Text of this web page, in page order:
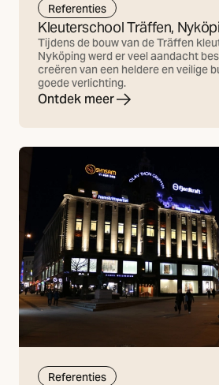
Referenties
Kleuterschool Träffen,
Tijdens de bouw van de Träffen
Nyköping werd er veel aandacht
creëren van een heldere en veilige
goede verlichting.
Ontdek meer
Referenties